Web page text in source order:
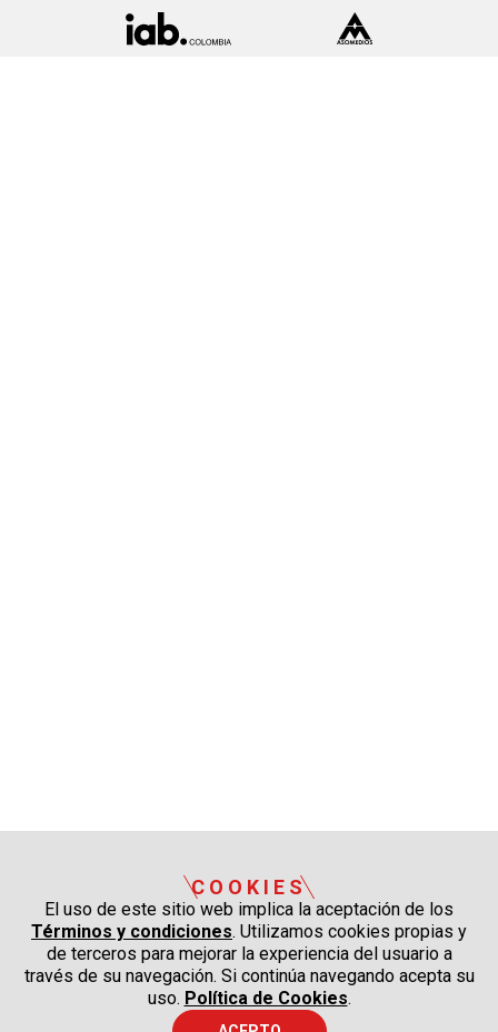
COOKIES
El uso de este sitio web implica la aceptación de los
Términos y condiciones. Utilizamos cookies propias y
de terceros para mejorar la experiencia del usuario a
través de su navegación. Si continúa navegando acepta su
uso. Política de Cookies.